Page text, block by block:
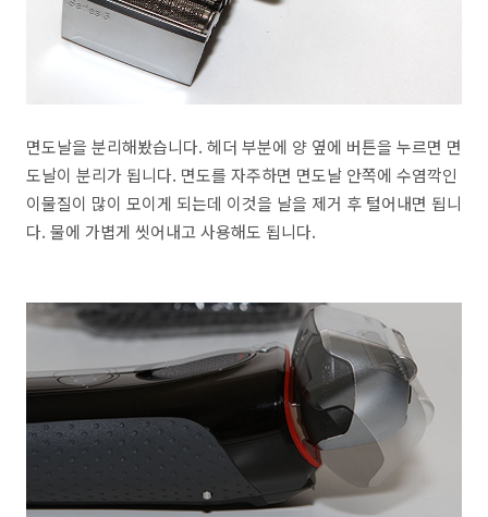
면도날을 분리해봤습니다. 헤더 부분에 양 옆에 버튼을 누르면 면
도날이 분리가 됩니다. 면도를 자주하면 면도날 안쪽에 수염깍인
이물질이 많이 모이게 되는데 이것을 날을 제거 후 털어내면 됩니
다. 물에 가볍게 씻어내고 사용해도 됩니다.